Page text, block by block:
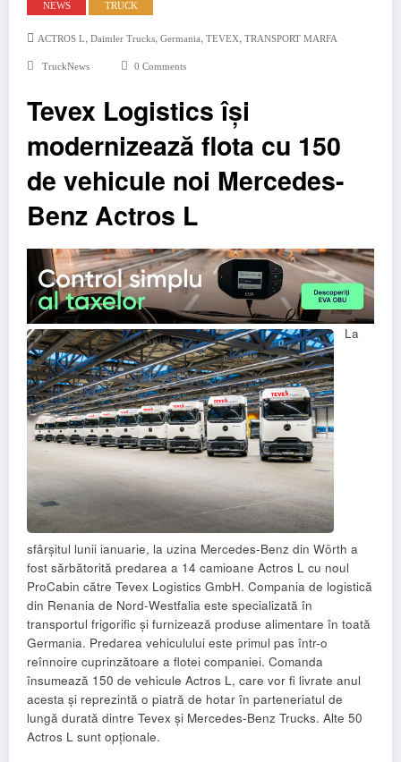
NEWS TRUCK
ACTROS L, Daimler Trucks, Germania, TEVEX, TRANSPORT MARFA
TruckNews 0 Comments
Tevex Logistics își
modernizează flota cu 150
de vehicule noi Mercedes-
Benz Actros L
La
sfârșitul lunii ianuarie, la uzina Mercedes-Benz din Wörth a
fost sărbătorită predarea a 14 camioane Actros L cu noul
ProCabin către Tevex Logistics GmbH. Compania de logistică
din Renania de Nord-Westfalia este specializată în
transportul frigorific și furnizează produse alimentare în toată
Germania. Predarea vehiculului este primul pas într-o
reînnoire cuprinzătoare a flotei companiei. Comanda
însumează 150 de vehicule Actros L, care vor fi livrate anul
acesta și reprezintă o piatră de hotar în parteneriatul de
lungă durată dintre Tevex și Mercedes-Benz Trucks. Alte 50
Actros L sunt opționale.